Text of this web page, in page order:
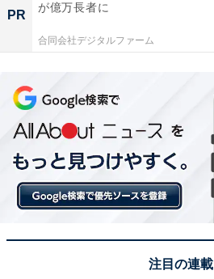
PR
が億万長者に
合同会社デジタルファーム
注目の連載